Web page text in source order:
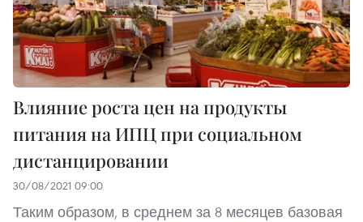
Влияние роста цен на продукты
питания на ИПЦ при социальном
дистанцировании
30/08/2021 09:00
Таким образом, в среднем за 8 месяцев базовая